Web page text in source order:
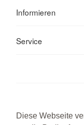
Diese Webseite
Informieren
Service